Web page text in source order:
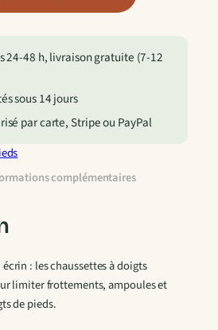
24-48 h, livraison gratuite (7-12
sous 14 jours
par carte, Stripe ou PayPal
complémentaires
: les chaussettes à doigts
limiter frottements, ampoules et
de pieds.